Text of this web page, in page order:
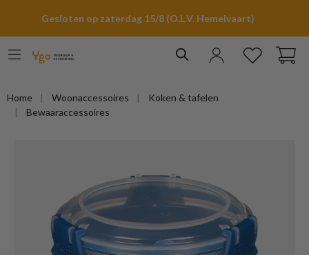
Gesloten op zaterdag 15/8 (O.L.V. Hemelvaart)
Home Woonaccessoires
Koken & tafelen
Bewaaraccessoires